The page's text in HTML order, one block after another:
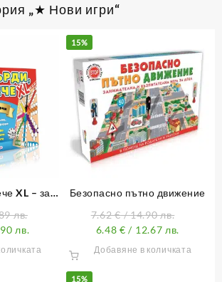
„★ Нови игри“
XL – за 8
лв.
лв.
15%
Безопасно пътно движение
7.62€/ 14.90 лв.
6.48€ / 12.67 лв.
Добавяне в количката
15%